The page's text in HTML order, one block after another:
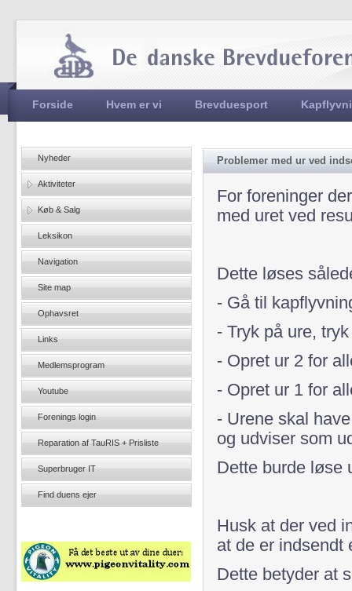
Hovedmenu
Forside Hvem er vi Brevduesport
Problemer med ur ved
For foreninger
med uret ved
Dette løses
- Gå til
- Tryk på ure,
- Opret ur 2 for
- Opret ur 1 for
- Urene skal
og udviser som
Dette burde løse
Husk at der ved
at de er indsendt
Dette betyder at
Nyheder
Aktiviteter
Køb & Salg
Leksikon
Navigation
Site map
Ophavsret
Links
Medlemsprogram
Youtube
Forenings login
Reparation af TauRIS + Prisliste
Superbruger IT
Find duens ejer